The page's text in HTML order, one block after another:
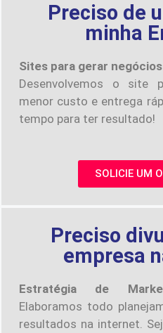
Preciso de
minha
Sites para gerar
Desenvolvemos o site
menor custo e entrega
tempo para ter resultado!
SOLICIE UM
Preciso
empresa
Estratégia de
Elaboramos todo
resultados na internet.